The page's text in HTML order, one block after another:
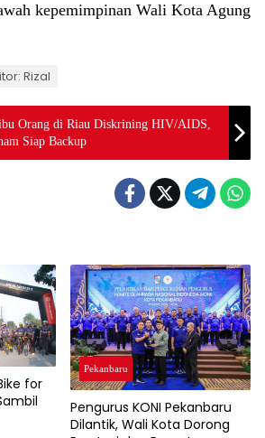
kepemimpinan Wali Kota Agung
Rizal
Orang di Riau Diskrining HIV/AIDS,
Siap Backup
for
Pekanbaru
Pengurus KONI Pekanbaru
Dilantik, Wali Kota Dorong